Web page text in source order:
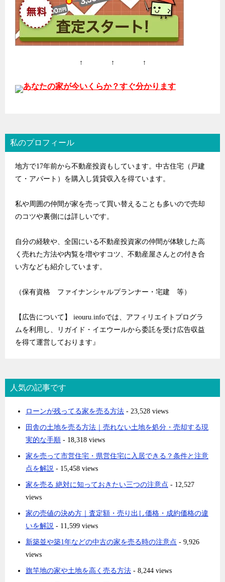
↑ ↑ ↑
あなたの家が今いくらか？すぐ分かります
私のプロフィール
地方で17年前から不動産投資もしています。中古住宅（戸建
て・アパート）を購入し賃貸収入を得ています。
私や周囲の仲間が家を売って買い替えることも多いので売却
のコツや裏側には詳しいです。
自分の経験や、全国にいる不動産投資家の仲間が体験した高
く売れた方法や内覧を増やすコツ、不動産屋さんとの付き合
い方なども紹介しています。
（保有資格 ファイナンシャルプランナー・宅建 等）
【広告について】 ieouru.infoでは、アフィリエイトプログラ
ムを利用し、リガイド・イエウールから委託を受け広告収益
を得て運営しております』
人気の記事です
ローンが残ってる家を売る方法 - 23,528 views
田舎の土地を売る方法｜売れない土地を処分・売却する現
実的な手順 - 18,318 views
家を売って市営住宅・県営住宅に入居できる？条件と注意
点を解説 - 15,458 views
家を売る 絶対に知っておきたい三つの注意点 - 12,527
views
家の売値の決め方｜査定額・売り出し価格・成約価格の違
いを解説 - 11,599 views
新築並や築1年などの中古の家を売る時の注意点 - 9,926
views
旗竿地の家や土地を高く売る方法 - 8,244 views